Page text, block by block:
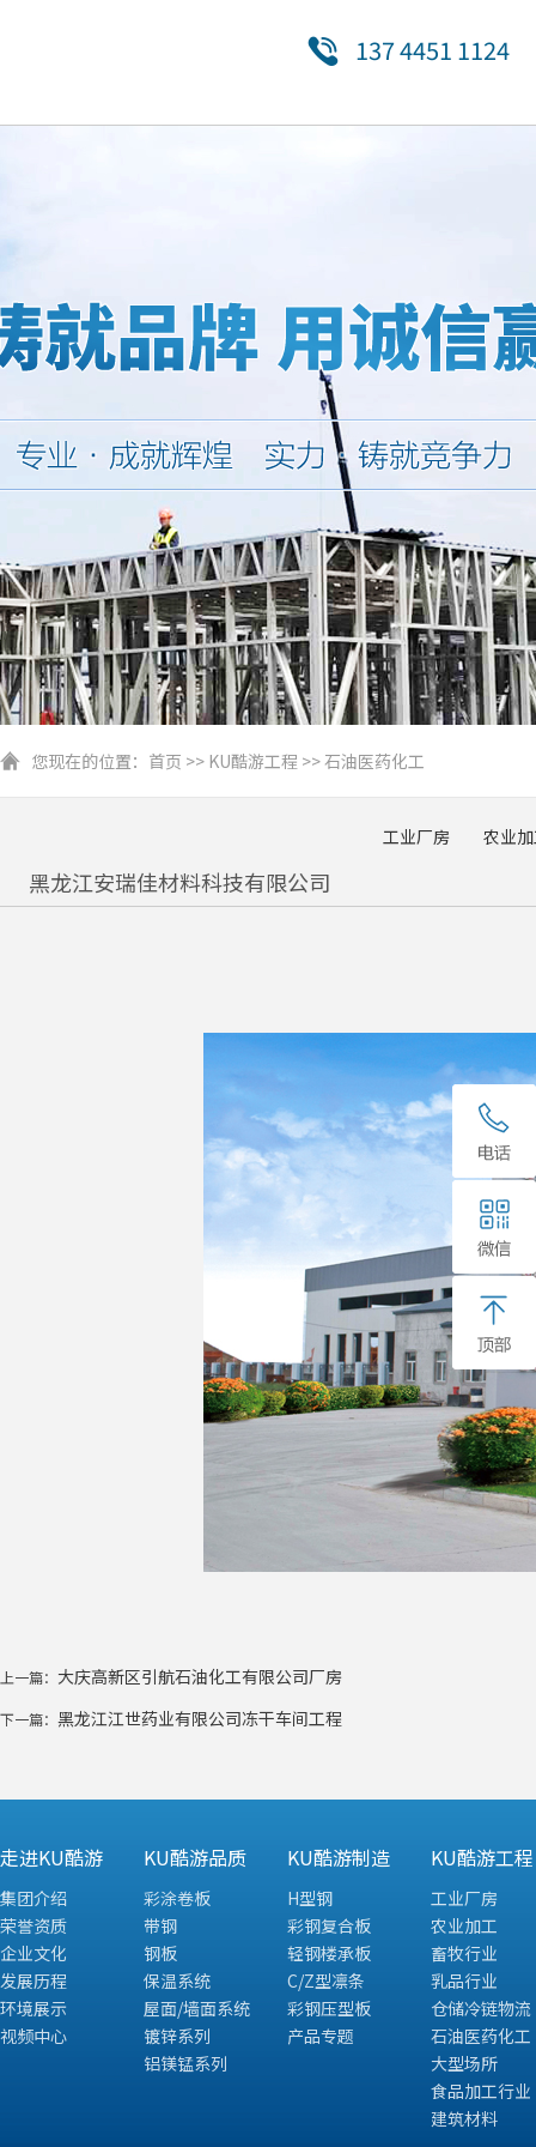
137 4451 1124
您现在的位置： 首页 >> KU酷游工程 >> 石油医药化工
工业厂房 农业
黑龙江安瑞佳材料科技有限公司
上一篇： 大庆高新区引航石油化工有限公司厂房
下一篇： 黑龙江江世药业有限公司冻干车间工程
走进KU酷游
集团介绍
荣誉资质
企业文化
发展历程
环境展示
视频中心
KU酷游品质
彩涂卷板
带钢
钢板
保温系统
屋面/墙面系统
镀锌系列
铝镁锰系列
KU酷游制造
H型钢
彩钢复合板
轻钢楼承板
C/Z型凛条
彩钢压型板
产品专题
KU酷游工程
工业厂房
农业加工
畜牧行业
乳品行业
仓储冷链物流
石油医药化工
大型场所
食品加工行业
建筑材料